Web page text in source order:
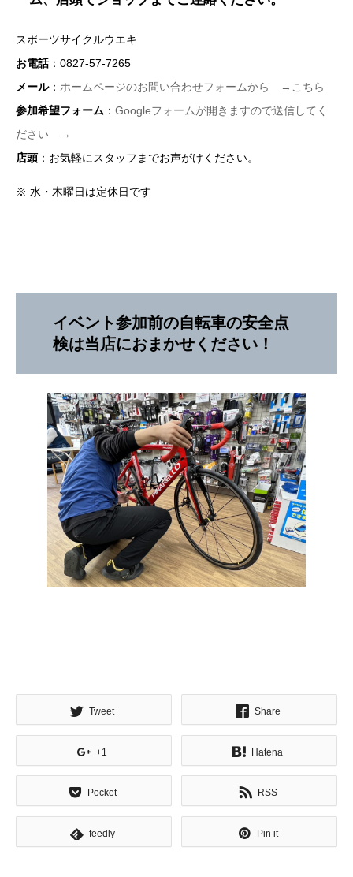
スポーツサイクルウエキ
お電話：0827-57-7265
メール： ホームページのお問い合わせフォームから →こちら
参加希望フォーム ： Googleフォームが開きますので送信してく
ださい →
店頭 ：お気軽にスタッフまでお声がけください。
※ 水・木曜日は定休日です
イベント参加前の自転車の安全点
検は当店におまかせください！
Tweet Share
+1 Hatena
Pocket RSS
feedly Pin it